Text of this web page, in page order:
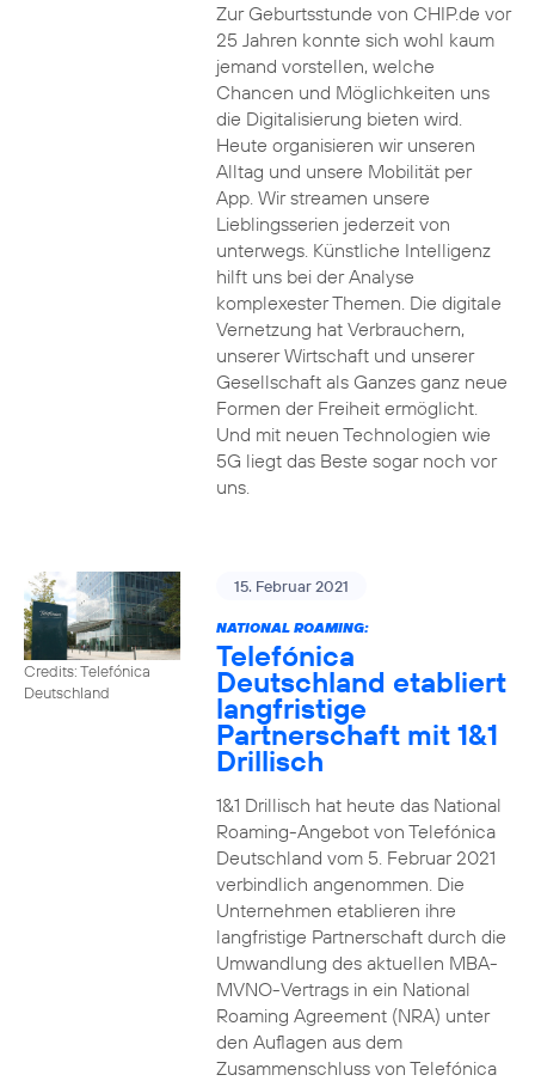
Zur Geburtsstunde von CHIP.de vor
25 Jahren konnte sich wohl kaum
jemand vorstellen, welche
Chancen und Möglichkeiten uns
die Digitalisierung bieten wird.
Heute organisieren wir unseren
Alltag und unsere Mobilität per
App. Wir streamen unsere
Lieblingsserien jederzeit von
unterwegs. Künstliche Intelligenz
hilft uns bei der Analyse
komplexester Themen. Die digitale
Vernetzung hat Verbrauchern,
unserer Wirtschaft und unserer
Gesellschaft als Ganzes ganz neue
Formen der Freiheit ermöglicht.
Und mit neuen Technologien wie
5G liegt das Beste sogar noch vor
uns.
Credits: Telefónica
Deutschland
15. Februar 2021
NATIONAL ROAMING:
Telefónica
Deutschland etabliert
langfristige
Partnerschaft mit 1&1
Drillisch
1&1 Drillisch hat heute das National
Roaming-Angebot von Telefónica
Deutschland vom 5. Februar 2021
verbindlich angenommen. Die
Unternehmen etablieren ihre
langfristige Partnerschaft durch die
Umwandlung des aktuellen MBA-
MVNO-Vertrags in ein National
Roaming Agreement (NRA) unter
den Auflagen aus dem
Zusammenschluss von Telefónica